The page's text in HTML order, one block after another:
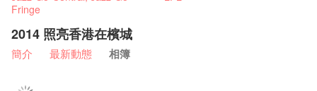
Fringe
2014 照亮香港在檳城
簡介 最新動態 相簿